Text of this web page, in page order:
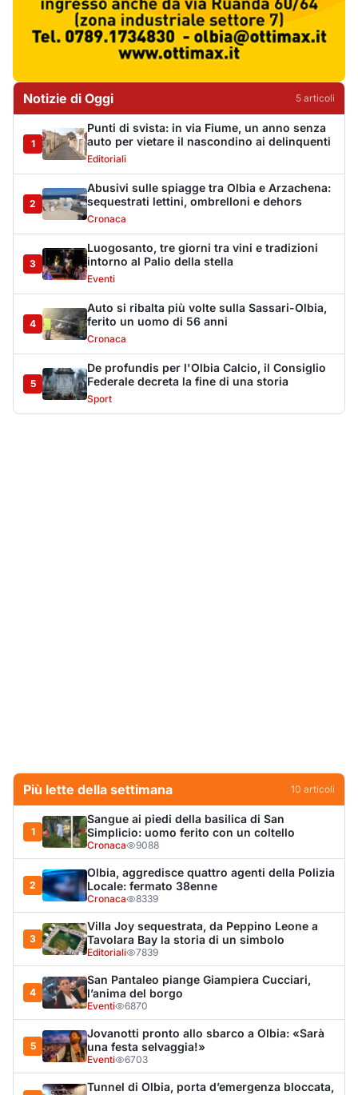
Notizie di Oggi 5 articoli
1
Punti di svista: in via Fiume, un anno senza
auto per vietare il nascondino ai delinquenti
Editoriali
2
Abusivi sulle spiagge tra Olbia e Arzachena:
sequestrati lettini, ombrelloni e dehors
Cronaca
3
Luogosanto, tre giorni tra vini e tradizioni
intorno al Palio della stella
Eventi
4
Auto si ribalta più volte sulla Sassari-Olbia,
ferito un uomo di 56 anni
Cronaca
5
De profundis per l'Olbia Calcio, il Consiglio
Federale decreta la fine di una storia
Sport
Più lette della settimana 10 articoli
1
Sangue ai piedi della basilica di San
Simplicio: uomo ferito con un coltello
Cronaca 9088
2
Olbia, aggredisce quattro agenti della Polizia
Locale: fermato 38enne
Cronaca 8339
3
Villa Joy sequestrata, da Peppino Leone a
Tavolara Bay la storia di un simbolo
Editoriali 7839
4
San Pantaleo piange Giampiera Cucciari,
l’anima del borgo
Eventi 6870
5
Jovanotti pronto allo sbarco a Olbia: «Sarà
una festa selvaggia!»
Eventi 6703
Tunnel di Olbia, porta d’emergenza bloccata,